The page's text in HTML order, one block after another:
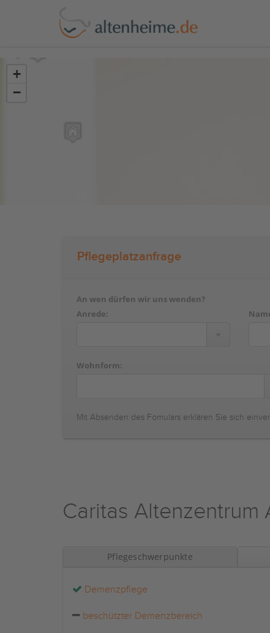
+
−
Pflegeplatzanfrage
An wen dürfen wir uns wenden?
Anrede:
Wohnform:
Mit Absenden des Fomulars erklären Sie sich
Caritas Altenzentrum
Pflegeschwerpunkte
Demenzpflege
beschützter Demenzbereich